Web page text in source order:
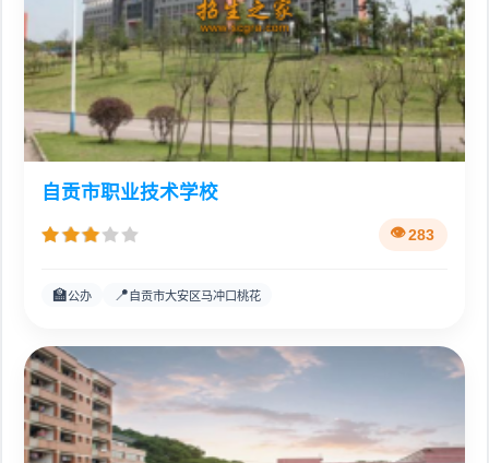
自贡市职业技术学校
283
🏫公办 📍 自贡市大安区马冲口桃花